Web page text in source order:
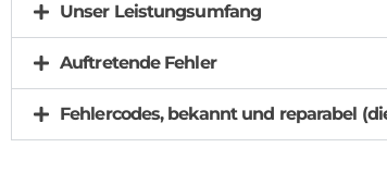
Unser Leistungsumfang
Auftretende Fehler
Fehlercodes, bekannt und reparabel